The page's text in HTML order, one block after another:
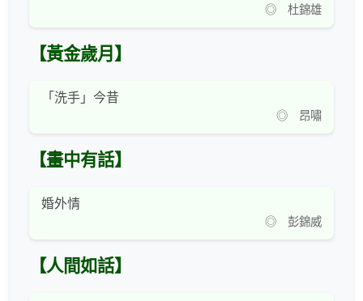
◎ 杜錦雄
【黃金歲月】
「洗手」今昔
◎ 昂嘯
【畫中有話】
婚外情
◎ 彭錦威
【人間如話】